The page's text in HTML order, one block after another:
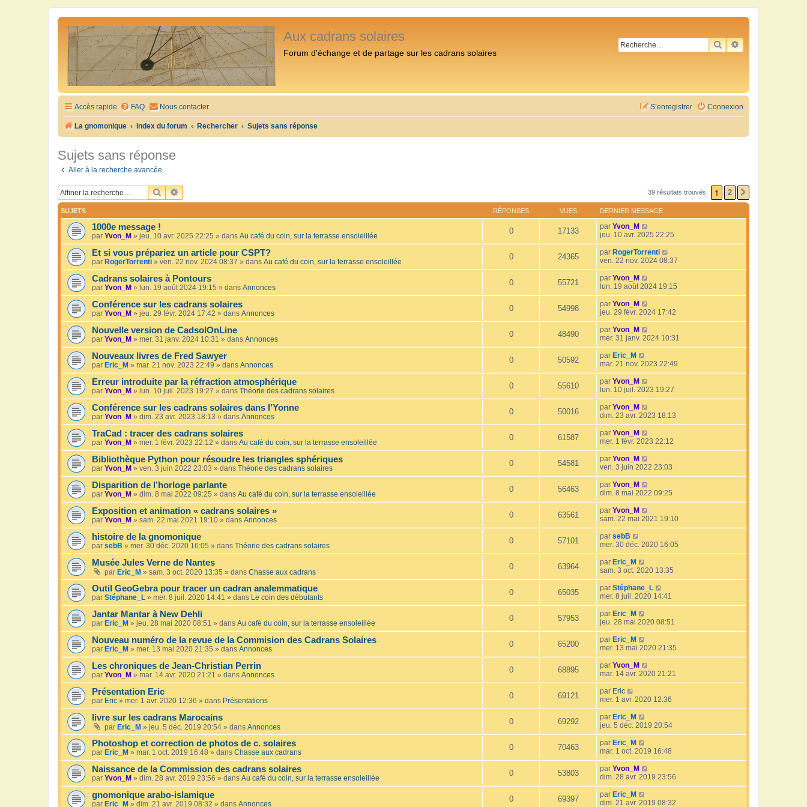
Aux cadrans solaires
Forum d'échange et de partage sur les cadrans solaires
RECHERCHER
RECHERCHE
Accès rapide FAQ Nous contacter Connexion
S’enregistrer
La gnomonique Index du forum Rechercher Sujets sans réponse
Sujets sans réponse
Aller à la recherche avancée
RECHERCHER
RECHERCHE AVANCÉE 39 résultats trouvés 1 2
SUJETS RÉPONSES VUES DERNIER MESSAGE
1000e message !
par Yvon_M » jeu. 10 avr. 2025 22:25 » dans Au café du coin, sur la terrasse ensoleillée
0 17133 par Yvon_M
jeu. 10 avr. 2025 22:25
Et si vous prépariez un article pour CSPT?
par RogerTorrenti » ven. 22 nov. 2024 08:37 » dans Au café du coin, sur la terrasse ensoleillée
0 24365 par RogerTorrenti
ven. 22 nov. 2024 08:37
Cadrans solaires à Pontours
par Yvon_M » lun. 19 août 2024 19:15 » dans Annonces
0 55721 par Yvon_M
lun. 19 août 2024 19:15
Conférence sur les cadrans solaires
par Yvon_M » jeu. 29 févr. 2024 17:42 » dans Annonces
0 54998 par Yvon_M
jeu. 29 févr. 2024 17:42
Nouvelle version de CadsolOnLine
par Yvon_M » mer. 31 janv. 2024 10:31 » dans Annonces
0 48490 par Yvon_M
mer. 31 janv. 2024 10:31
Nouveaux livres de Fred Sawyer
par Eric_M » mar. 21 nov. 2023 22:49 » dans Annonces
0 50592 par Eric_M
mar. 21 nov. 2023 22:49
Erreur introduite par la réfraction atmosphérique
par Yvon_M » lun. 10 juil. 2023 19:27 » dans Théorie des cadrans solaires
0 55610 par Yvon_M
lun. 10 juil. 2023 19:27
Conférence sur les cadrans solaires dans l’Yonne
par Yvon_M » dim. 23 avr. 2023 18:13 » dans Annonces
0 50016 par Yvon_M
dim. 23 avr. 2023 18:13
TraCad : tracer des cadrans solaires
par Yvon_M » mer. 1 févr. 2023 22:12 » dans Au café du coin, sur la terrasse ensoleillée
0 61587 par Yvon_M
mer. 1 févr. 2023 22:12
Bibliothèque Python pour résoudre les triangles sphériques
par Yvon_M » ven. 3 juin 2022 23:03 » dans Théorie des cadrans solaires
0 54581 par Yvon_M
ven. 3 juin 2022 23:03
Disparition de l’horloge parlante
par Yvon_M » dim. 8 mai 2022 09:25 » dans Au café du coin, sur la terrasse ensoleillée
0 56463 par Yvon_M
dim. 8 mai 2022 09:25
Exposition et animation « cadrans solaires »
par Yvon_M » sam. 22 mai 2021 19:10 » dans Annonces
0 63561 par Yvon_M
sam. 22 mai 2021 19:10
histoire de la gnomonique
par sebB » mer. 30 déc. 2020 16:05 » dans Théorie des cadrans solaires
0 57101 par sebB
mer. 30 déc. 2020 16:05
Musée Jules Verne de Nantes
par Eric_M » sam. 3 oct. 2020 13:35 » dans Chasse aux cadrans
0 63964 par Eric_M
sam. 3 oct. 2020 13:35
Outil GeoGebra pour tracer un cadran analemmatique
par Stéphane_L » mer. 8 juil. 2020 14:41 » dans Le coin des débutants
0 65035 par Stéphane_L
mer. 8 juil. 2020 14:41
Jantar Mantar à New Dehli
par Eric_M » jeu. 28 mai 2020 08:51 » dans Au café du coin, sur la terrasse ensoleillée
0 57953 par Eric_M
jeu. 28 mai 2020 08:51
Nouveau numéro de la revue de la Commision des Cadrans Solaires
par Eric_M » mer. 13 mai 2020 21:35 » dans Annonces
0 65200 par Eric_M
mer. 13 mai 2020 21:35
Les chroniques de Jean-Christian Perrin
par Yvon_M » mar. 14 avr. 2020 21:21 » dans Annonces
0 68895 par Yvon_M
mar. 14 avr. 2020 21:21
Présentation Eric
par Eric » mer. 1 avr. 2020 12:36 » dans Présentations
0 69121 par Eric
mer. 1 avr. 2020 12:36
livre sur les cadrans Marocains
par Eric_M » jeu. 5 déc. 2019 20:54 » dans Annonces
0 69292 par Eric_M
jeu. 5 déc. 2019 20:54
Photoshop et correction de photos de c. solaires
par Eric_M » mar. 1 oct. 2019 16:48 » dans Chasse aux cadrans
0 70463 par Eric_M
mar. 1 oct. 2019 16:48
Naissance de la Commission des cadrans solaires
par Yvon_M » dim. 28 avr. 2019 23:56 » dans Au café du coin, sur la terrasse ensoleillée
0 53803 par Yvon_M
dim. 28 avr. 2019 23:56
gnomonique arabo-islamique
par Eric_M » dim. 21 avr. 2019 08:32 » dans Annonces
0 69397 par Eric_M
dim. 21 avr. 2019 08:32